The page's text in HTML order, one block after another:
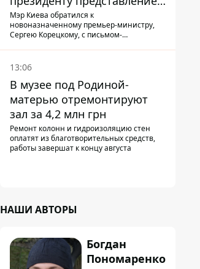
на увольнение властелина
Троещины Бахматова
Мэр Киева обратился к
новоназначенному премьер-министру,
Сергею Корецкому, с письмом-
Бахматова
13:06
В музее под Родиной-
матерью отремонтируют
зал за 4,2 млн грн
Ремонт колонн и гидроизоляцию стен
оплатят из благотворительных средств,
работы завершат к концу августа
НАШИ АВТОРЫ
Богдан
Пономаренко